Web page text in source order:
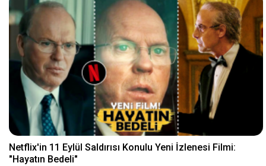
Netflix'in 11 Eylül Saldırısı Konulu Yeni İzlenesi Filmi:
"Hayatın Bedeli"